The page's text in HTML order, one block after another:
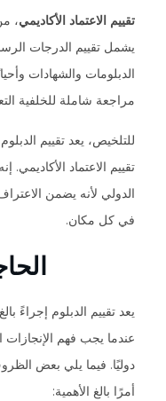
تقييم الاعتماد الأكاديمي،
يشمل تقييم الدرجات
الدبلومات والشهادات
مراجعة شاملة للخلفية
للتلخيص، يعد تقييم
تقييم الاعتماد
الدولي لأنه يضمن
في كل مكان.
يعد تقييم الدبلوم إجراءً
عندما يجب فهم الإنجازات
دوليًا. فيما يلي بعض
أمرًا بالغ الأهمية: